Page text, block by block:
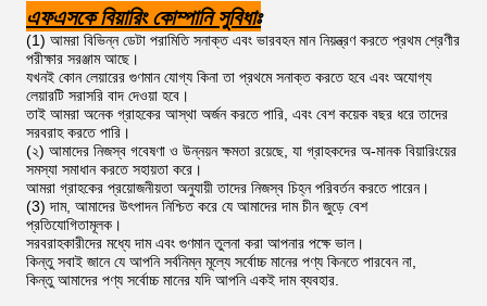
এফএসকে বিয়ারিং কোম্পানি সুবিধাঃ
(1) আমরা বিভিন্ন ডেটা পরামিতি সনাক্ত এবং ভারবহন মান নিয়ন্ত্রণ করতে প্রথম শ্রেণীর
পরীক্ষার সরঞ্জাম আছে।
যখনই কোন লেয়ারের গুণমান যোগ্য কিনা তা প্রথমে সনাক্ত করতে হবে এবং অযোগ্য
লেয়ারটি সরাসরি বাদ দেওয়া হবে।
তাই আমরা অনেক গ্রাহকের আস্থা অর্জন করতে পারি, এবং বেশ কয়েক বছর ধরে তাদের
সরবরাহ করতে পারি।
(২) আমাদের নিজস্ব গবেষণা ও উন্নয়ন ক্ষমতা রয়েছে, যা গ্রাহকদের অ-মানক বিয়ারিংয়ের
সমস্যা সমাধান করতে সহায়তা করে।
আমরা গ্রাহকের প্রয়োজনীয়তা অনুযায়ী তাদের নিজস্ব চিহ্ন পরিবর্তন করতে পারেন।
(3) দাম, আমাদের উৎপাদন নিশ্চিত করে যে আমাদের দাম চীন জুড়ে বেশ
প্রতিযোগিতামূলক।
সরবরাহকারীদের মধ্যে দাম এবং গুণমান তুলনা করা আপনার পক্ষে ভাল।
কিন্তু সবাই জানে যে আপনি সর্বনিম্ন মূল্যে সর্বোচ্চ মানের পণ্য কিনতে পারবেন না,
কিন্তু আমাদের পণ্য সর্বোচ্চ মানের যদি আপনি একই দাম ব্যবহার.